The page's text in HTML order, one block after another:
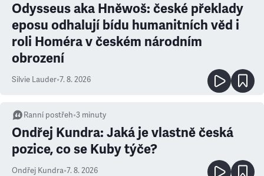
Odysseus aka Hněwoš: české překlady
eposu odhalují bídu humanitních věd i
roli Homéra v českém národním
obrození
Silvie Lauder•7. 8. 2026
Ranní postřeh•3 minuty
Ondřej Kundra: Jaká je vlastně česká
pozice, co se Kuby týče?
Ondřej Kundra•7. 8. 2026